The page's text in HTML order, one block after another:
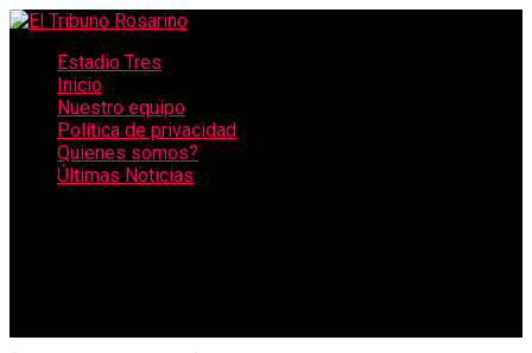
Estadio Tres
Inicio
Nuestro equipo
Política de privacidad
Quienes somos?
Últimas Noticias